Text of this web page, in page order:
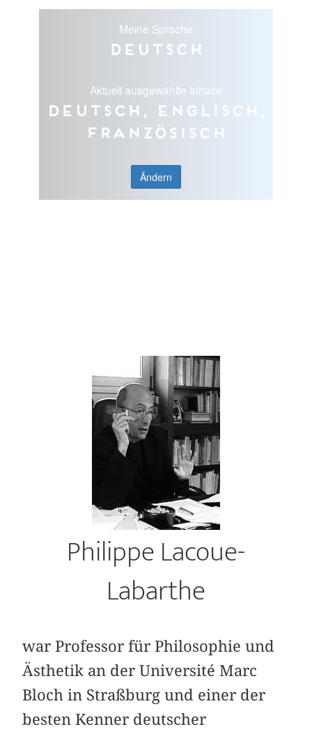
Meine Sprache
Deutsch
Aktuell ausgewählte Inhalte
Deutsch, Englisch,
Französisch
Ändern
Philippe Lacoue-
Labarthe
war Professor für Philosophie und
Ästhetik an der Université Marc
Bloch in Straßburg und einer der
besten Kenner deutscher